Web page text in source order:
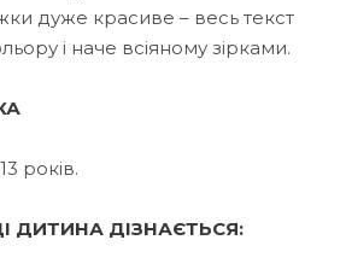
дуже красиве – весь текст
і наче всіяному зірками.
років.
ДИТИНА ДІЗНАЄТЬСЯ: